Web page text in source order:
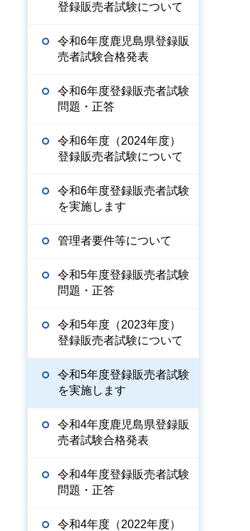
登録販売者試験について
令和6年度鹿児島県登録販
売者試験合格発表
令和6年度登録販売者試験
問題・正答
令和6年度（2024年度）
登録販売者試験について
令和6年度登録販売者試験
を実施します
管理者要件等について
令和5年度登録販売者試験
問題・正答
令和5年度（2023年度）
登録販売者試験について
令和5年度登録販売者試験
を実施します
令和4年度鹿児島県登録販
売者試験合格発表
令和4年度登録販売者試験
問題・正答
令和4年度（2022年度）